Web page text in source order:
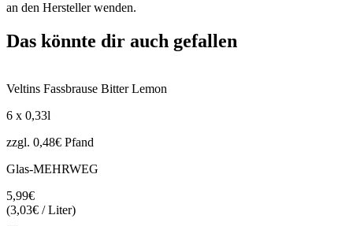
an den Hersteller wenden.
Das könnte dir auch gefallen
Veltins Fassbrause Bitter Lemon
6 x 0,33l
zzgl. 0,48€ Pfand
Glas-MEHRWEG
5,99€
(3,03€ / Liter)